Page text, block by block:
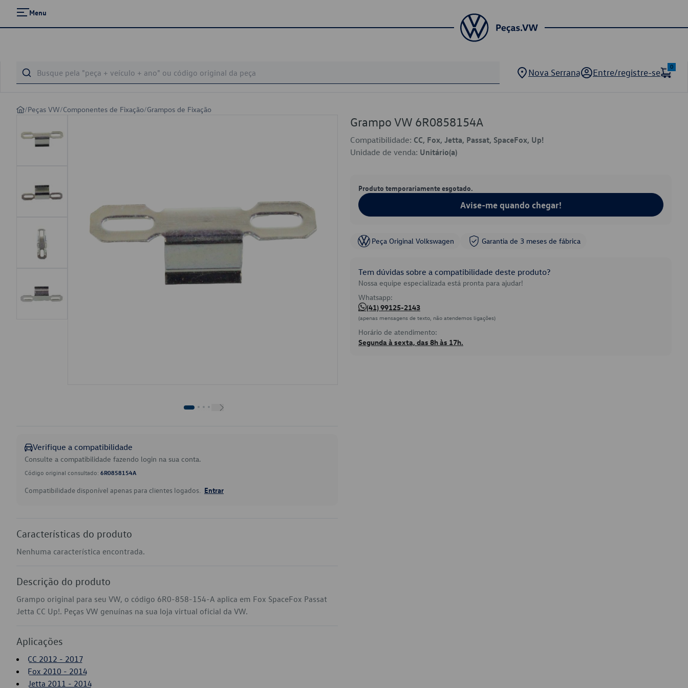
Menu
Nova Serrana Entre/registre-se
0
/Peças VW/Componentes de Fixação/Grampos de Fixação
Verifique a compatibilidade
Consulte a compatibilidade fazendo login na sua conta.
Código original consultado: 6R0858154A
Compatibilidade disponível apenas para clientes logados. Entrar
Características do produto
Nenhuma característica encontrada.
Descrição do produto
Grampo original para seu VW, o código 6R0-858-154-A aplica em Fox SpaceFox Passat
Jetta CC Up!. Peças VW genuínas na sua loja virtual oficial da VW.
Aplicações
CC 2012 - 2017
Fox 2010 - 2014
Jetta 2011 - 2014
Grampo VW 6R0858154A
Compatibilidade: CC, Fox, Jetta, Passat, SpaceFox, Up!
Unidade de venda: Unitário(a)
Produto temporariamente esgotado.
Avise-me quando chegar!
Peça Original Volkswagen Garantia de 3 meses de fábrica
Tem dúvidas sobre a compatibilidade deste produto?
Nossa equipe especializada está pronta para ajudar!
Whatsapp:
(41) 99125-2143
(apenas mensagens de texto, não atendemos ligações)
Horário de atendimento:
Segunda à sexta, das 8h às 17h.